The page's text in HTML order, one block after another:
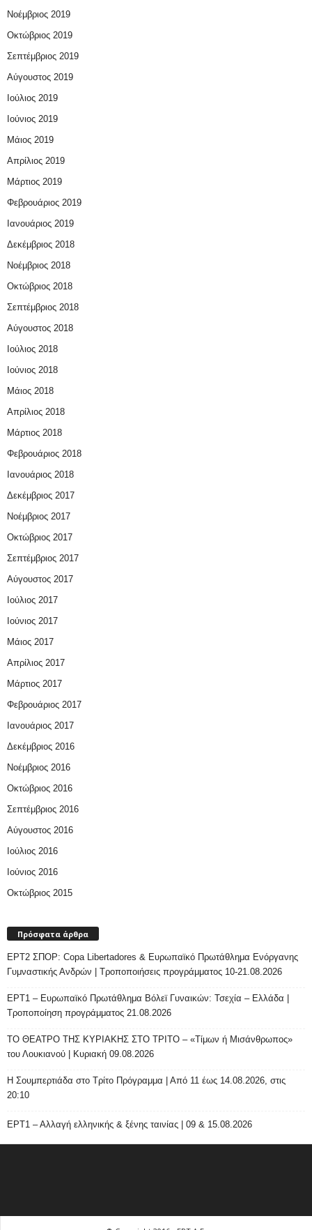
Νοέμβριος 2019
Οκτώβριος 2019
Σεπτέμβριος 2019
Αύγουστος 2019
Ιούλιος 2019
Ιούνιος 2019
Μάιος 2019
Απρίλιος 2019
Μάρτιος 2019
Φεβρουάριος 2019
Ιανουάριος 2019
Δεκέμβριος 2018
Νοέμβριος 2018
Οκτώβριος 2018
Σεπτέμβριος 2018
Αύγουστος 2018
Ιούλιος 2018
Ιούνιος 2018
Μάιος 2018
Απρίλιος 2018
Μάρτιος 2018
Φεβρουάριος 2018
Ιανουάριος 2018
Δεκέμβριος 2017
Νοέμβριος 2017
Οκτώβριος 2017
Σεπτέμβριος 2017
Αύγουστος 2017
Ιούλιος 2017
Ιούνιος 2017
Μάιος 2017
Απρίλιος 2017
Μάρτιος 2017
Φεβρουάριος 2017
Ιανουάριος 2017
Δεκέμβριος 2016
Νοέμβριος 2016
Οκτώβριος 2016
Σεπτέμβριος 2016
Αύγουστος 2016
Ιούλιος 2016
Ιούνιος 2016
Οκτώβριος 2015
Πρόσφατα άρθρα
ΕΡΤ2 ΣΠΟΡ: Copa Libertadores & Ευρωπαϊκό Πρωτάθλημα Ενόργανης
Γυμναστικής Ανδρών | Τροποποιήσεις προγράμματος 10-21.08.2026
ΕΡΤ1 – Ευρωπαϊκό Πρωτάθλημα Βόλεϊ Γυναικών: Τσεχία – Ελλάδα |
Τροποποίηση προγράμματος 21.08.2026
ΤΟ ΘΕΑΤΡΟ ΤΗΣ ΚΥΡΙΑΚΗΣ ΣΤΟ ΤΡΙΤΟ – «Τίμων ή Μισάνθρωπος»
του Λουκιανού | Κυριακή 09.08.2026
H Σουμπερτιάδα στο Τρίτο Πρόγραμμα | Από 11 έως 14.08.2026, στις
20:10
ΕΡΤ1 – Αλλαγή ελληνικής & ξένης ταινίας | 09 & 15.08.2026